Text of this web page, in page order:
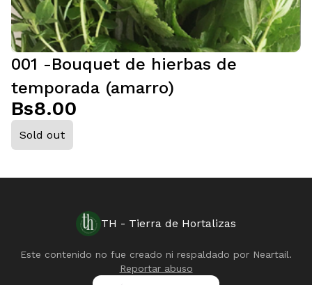
001 -Bouquet de hierbas de
temporada (amarro)
Bs8.00
Sold out
TH - Tierra de Hortalizas
Este contenido no fue creado ni respaldado por Neartail.
Reportar abuso